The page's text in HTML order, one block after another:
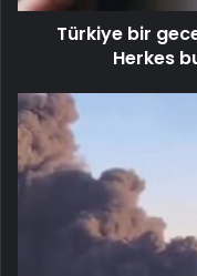
Türkiye bir
Herkes